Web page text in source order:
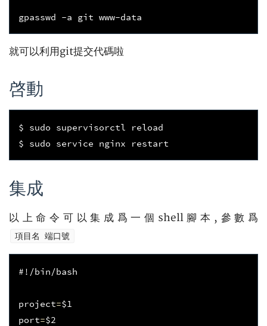
就可以利用git提交代碼啦
啓動
$ sudo supervisorctl reload
集成
以上命令可以集成爲一個shell腳本,參數爲
項目名 端口號
#!/bin/bash
project=$1
port=$2